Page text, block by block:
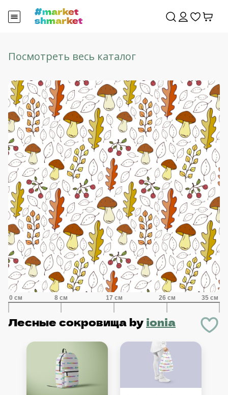
Посмотреть весь каталог
Лесные сокровищаby ionia